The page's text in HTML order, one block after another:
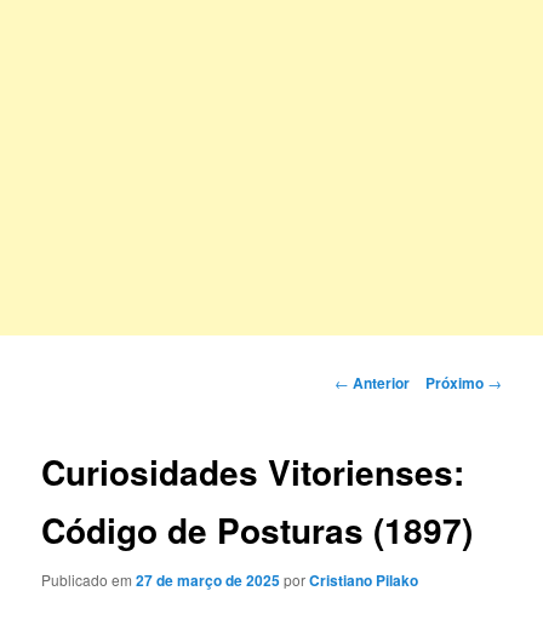
Navegação
← Anterior Próximo →
Curiosidades Vitorienses:
Código de Posturas (1897)
Publicado em27 de março de 2025porCristiano Pilako